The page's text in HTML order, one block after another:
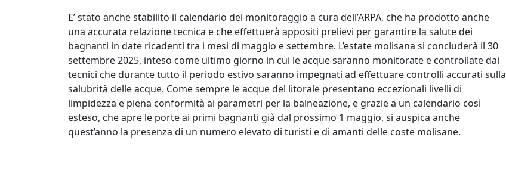
E’ stato anche stabilito il calendario del monitoraggio a cura dell’ARPA, che ha prodotto anche
una accurata relazione tecnica e che effettuerà appositi prelievi per garantire la salute dei
bagnanti in date ricadenti tra i mesi di maggio e settembre. L’estate molisana si concluderà il 30
settembre 2025, inteso come ultimo giorno in cui le acque saranno monitorate e controllate dai
tecnici che durante tutto il periodo estivo saranno impegnati ad effettuare controlli accurati sulla
salubrità delle acque. Come sempre le acque del litorale presentano eccezionali livelli di
limpidezza e piena conformità ai parametri per la balneazione, e grazie a un calendario così
esteso, che apre le porte ai primi bagnanti già dal prossimo 1 maggio, si auspica anche
quest’anno la presenza di un numero elevato di turisti e di amanti delle coste molisane.